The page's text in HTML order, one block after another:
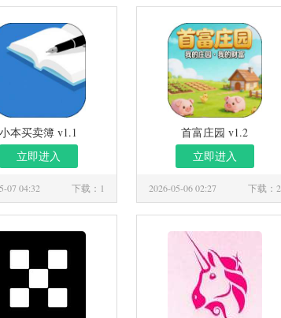
小本买卖簿 v1.1
立即进入
07 04:32 下载：1
首富庄园 v1.2
立即进入
2026-05-06 02:27 下载：2